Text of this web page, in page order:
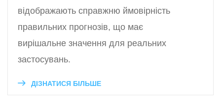
відображають справжню ймовірність
правильних прогнозів, що має
вирішальне значення для реальних
застосувань.
ДІЗНАТИСЯ БІЛЬШЕ